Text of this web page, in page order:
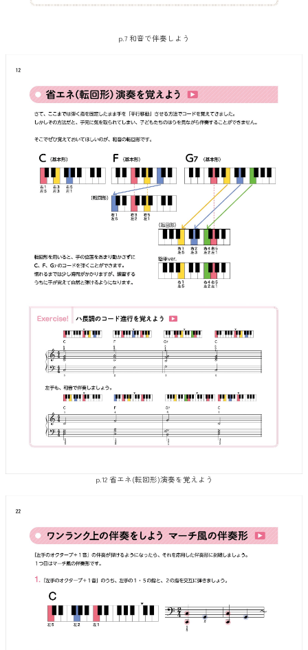
p.7 和音で伴奏しよう
p.12 省エネ(転回形)演奏を覚えよう